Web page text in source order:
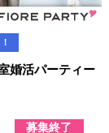
婚活パーティー
募集終了